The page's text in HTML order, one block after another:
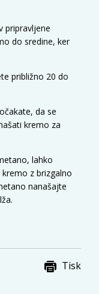
pripravljene
do sredine, ker
približno 20 do
da se
kremo za
lahko
z brizgalno
nanašajte
Tisk